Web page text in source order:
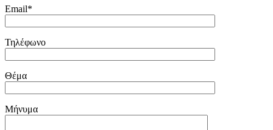
Email*
Τηλέφωνο
Θέμα
Μήνυμα